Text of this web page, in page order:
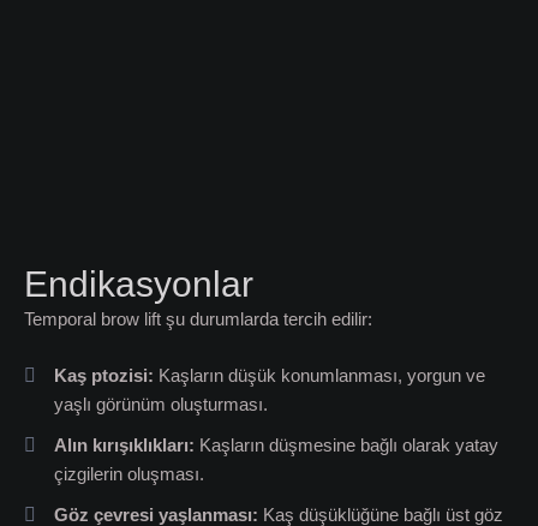
Endikasyonlar
Temporal brow lift şu durumlarda tercih edilir:
Kaş ptozisi: Kaşların düşük konumlanması, yorgun ve
yaşlı görünüm oluşturması.
Alın kırışıklıkları: Kaşların düşmesine bağlı olarak yatay
çizgilerin oluşması.
Göz çevresi yaşlanması: Kaş düşüklüğüne bağlı üst göz